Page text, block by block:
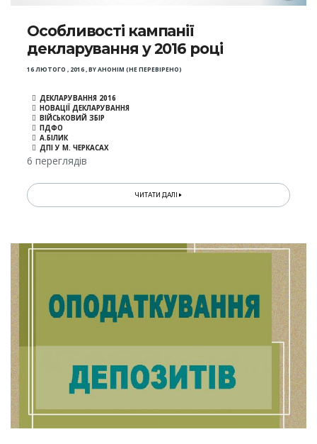
Особливості кампанії
декларування у 2016 році
16 ЛЮТОГО , 2016,BYАНОНІМ (НЕ ПЕРЕВІРЕНО)
ДЕКЛАРУВАННЯ 2016
НОВАЦІЇ ДЕКЛАРУВАННЯ
ВІЙСЬКОВИЙ ЗБІР
ПДФО
А.БІЛИК
ДПІ У М. ЧЕРКАСАХ
6 переглядів
ЧИТАТИ ДАЛІ